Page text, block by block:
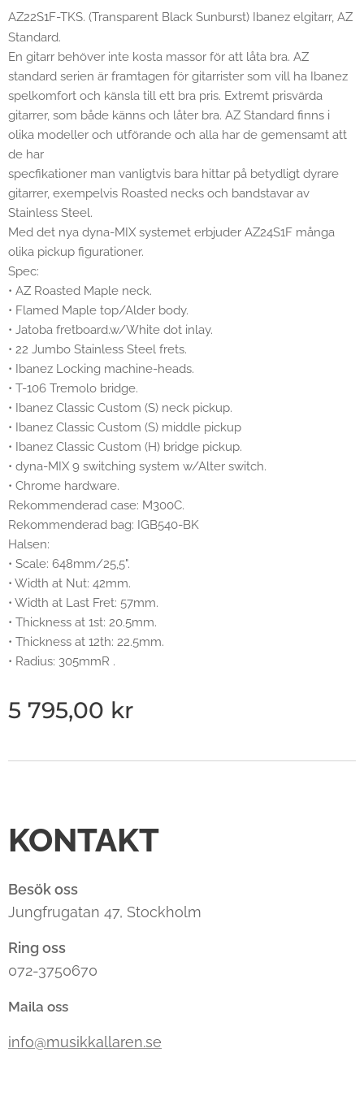
AZ22S1F-TKS. (Transparent Black Sunburst) Ibanez elgitarr, AZ
Standard.
En gitarr behöver inte kosta massor för att låta bra. AZ
standard serien är framtagen för gitarrister som vill ha Ibanez
spelkomfort och känsla till ett bra pris. Extremt prisvärda
gitarrer, som både känns och låter bra. AZ Standard finns i
olika modeller och utförande och alla har de gemensamt att
de har
specfikationer man vanligtvis bara hittar på betydligt dyrare
gitarrer, exempelvis Roasted necks och bandstavar av
Stainless Steel.
Med det nya dyna-MIX systemet erbjuder AZ24S1F många
olika pickup figurationer.
Spec:
• AZ Roasted Maple neck.
• Flamed Maple top/Alder body.
• Jatoba fretboard.w/White dot inlay.
• 22 Jumbo Stainless Steel frets.
• Ibanez Locking machine-heads.
• T-106 Tremolo bridge.
• Ibanez Classic Custom (S) neck pickup.
• Ibanez Classic Custom (S) middle pickup
• Ibanez Classic Custom (H) bridge pickup.
• dyna-MIX 9 switching system w/Alter switch.
• Chrome hardware.
Rekommenderad case: M300C.
Rekommenderad bag: IGB540-BK
Halsen:
• Scale: 648mm/25,5".
• Width at Nut: 42mm.
• Width at Last Fret: 57mm.
• Thickness at 1st: 20.5mm.
• Thickness at 12th: 22.5mm.
• Radius: 305mmR .
5 795,00 kr
KONTAKT
Besök oss
Jungfrugatan 47, Stockholm
Ring oss
072-3750670
Maila oss
info@musikkallaren.se